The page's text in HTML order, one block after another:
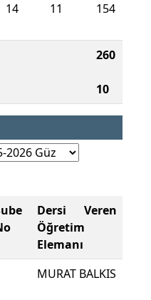
14 11 154
260
10
Dersi Veren
Öğretim
Elemanı
MURAT BALKIS